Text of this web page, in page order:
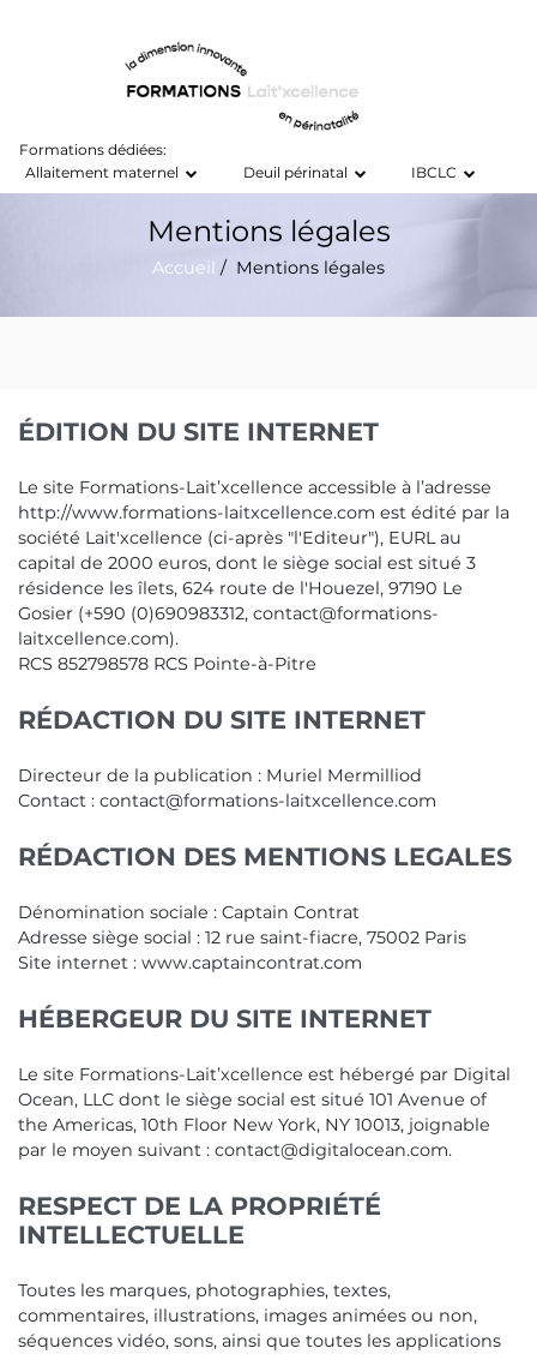
Formations dédiées:
Allaitement maternel
Deuil périnatal IBCLC
Mentions légales
Accueil / Mentions légales
ÉDITION DU SITE INTERNET
Le site Formations-Lait’xcellence accessible à l’adresse
http://www.formations-laitxcellence.com est édité par la
société Lait'xcellence (ci-après "l'Editeur"), EURL au
capital de 2000 euros, dont le siège social est situé 3
résidence les îlets, 624 route de l'Houezel, 97190 Le
Gosier (+590 (0)690983312, contact@formations-
laitxcellence.com).
RCS 852798578 RCS Pointe-à-Pitre
RÉDACTION DU SITE INTERNET
Directeur de la publication : Muriel Mermilliod
Contact : contact@formations-laitxcellence.com
RÉDACTION DES MENTIONS LEGALES
Dénomination sociale : Captain Contrat
Adresse siège social : 12 rue saint-fiacre, 75002 Paris
Site internet : www.captaincontrat.com
HÉBERGEUR DU SITE INTERNET
Le site Formations-Lait’xcellence est hébergé par Digital
Ocean, LLC dont le siège social est situé 101 Avenue of
the Americas, 10th Floor New York, NY 10013, joignable
par le moyen suivant : contact@digitalocean.com.
RESPECT DE LA PROPRIÉTÉ
INTELLECTUELLE
Toutes les marques, photographies, textes,
commentaires, illustrations, images animées ou non,
séquences vidéo, sons, ainsi que toutes les applications